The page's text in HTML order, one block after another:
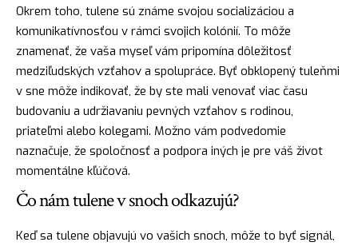
Okrem toho, tulene sú známe svojou socializáciou a
komunikatívnosťou v rámci svojich kolónií. To môže
znamenať, že vaša myseľ vám pripomína dôležitosť
medziľudských vzťahov a spolupráce. Byť obklopený tuleňmi
v sne môže indikovať, že by ste mali venovať viac času
budovaniu a udržiavaniu pevných vzťahov s rodinou,
priateľmi alebo kolegami. Možno vám podvedomie
naznačuje, že spoločnosť a podpora iných je pre váš život
momentálne kľúčová.
Čo nám tulene v snoch odkazujú?
Keď sa tulene objavujú vo vašich snoch, môže to byť signál,